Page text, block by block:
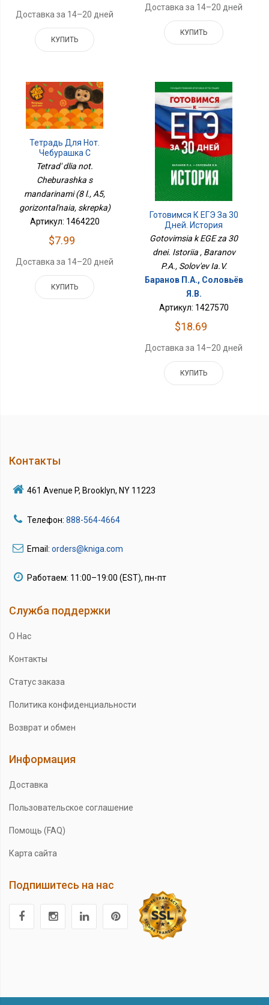
Доставка за 14–20 дней
КУПИТЬ
Доставка за 14–20 дней
КУПИТЬ
Тетрадь Для Нот.
Чебурашка С
Мандаринами (8 Л., А5,
Скрепка)
Tetrad' dlia not.
Cheburashka s
mandarinami (8 l., A5,
gorizontal'naia, skrepka)
Артикул: 1464220
$7.99
Доставка за 14–20 дней
КУПИТЬ
Готовимся К ЕГЭ За 30
Дней. История
Gotovimsia k EGE za 30
dnei. Istoriia , Baranov
P.A., Solov'ev Ia.V.
Баранов П.А., Соловьёв
Я.В.
Артикул: 1427570
$18.69
Доставка за 14–20 дней
КУПИТЬ
Контакты
461 Avenue P, Brooklyn, NY 11223
Телефон: 888-564-4664
Email: orders@kniga.com
Работаем: 11:00–19:00 (EST), пн-пт
Служба поддержки
О Нас
Контакты
Статус заказа
Политика конфиденциальности
Возврат и обмен
Информация
Доставка
Пользовательское соглашение
Помощь (FAQ)
Карта сайта
Подпишитесь на нас